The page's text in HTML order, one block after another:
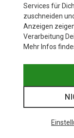
Services für
zuschneiden
Anzeigen
Verarbeitung
Mehr Infos